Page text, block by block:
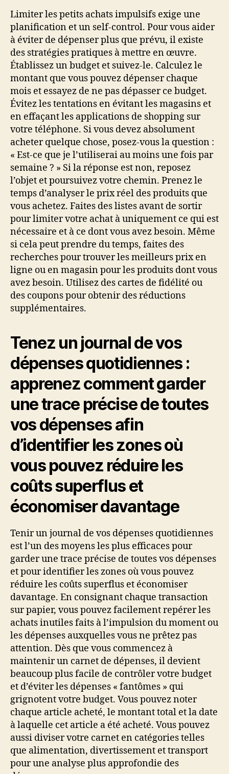
Limiter les petits achats impulsifs exige une
planification et un self-control. Pour vous aider
à éviter de dépenser plus que prévu, il existe
des stratégies pratiques à mettre en œuvre.
Établissez un budget et suivez-le. Calculez le
montant que vous pouvez dépenser chaque
mois et essayez de ne pas dépasser ce budget.
Évitez les tentations en évitant les magasins et
en effaçant les applications de shopping sur
votre téléphone. Si vous devez absolument
acheter quelque chose, posez-vous la question :
« Est-ce que je l’utiliserai au moins une fois par
semaine ? » Si la réponse est non, reposez
l’objet et poursuivez votre chemin. Prenez le
temps d’analyser le prix réel des produits que
vous achetez. Faites des listes avant de sortir
pour limiter votre achat à uniquement ce qui est
nécessaire et à ce dont vous avez besoin. Même
si cela peut prendre du temps, faites des
recherches pour trouver les meilleurs prix en
ligne ou en magasin pour les produits dont vous
avez besoin. Utilisez des cartes de fidélité ou
des coupons pour obtenir des réductions
supplémentaires.
Tenez un journal de vos
dépenses quotidiennes :
apprenez comment garder
une trace précise de toutes
vos dépenses afin
d’identifier les zones où
vous pouvez réduire les
coûts superflus et
économiser davantage
Tenir un journal de vos dépenses quotidiennes
est l’un des moyens les plus efficaces pour
garder une trace précise de toutes vos dépenses
et pour identifier les zones où vous pouvez
réduire les coûts superflus et économiser
davantage. En consignant chaque transaction
sur papier, vous pouvez facilement repérer les
achats inutiles faits à l’impulsion du moment ou
les dépenses auxquelles vous ne prêtez pas
attention. Dès que vous commencez à
maintenir un carnet de dépenses, il devient
beaucoup plus facile de contrôler votre budget
et d’éviter les dépenses « fantômes » qui
grignotent votre budget. Vous pouvez noter
chaque article acheté, le montant total et la date
à laquelle cet article a été acheté. Vous pouvez
aussi diviser votre carnet en catégories telles
que alimentation, divertissement et transport
pour une analyse plus approfondie des